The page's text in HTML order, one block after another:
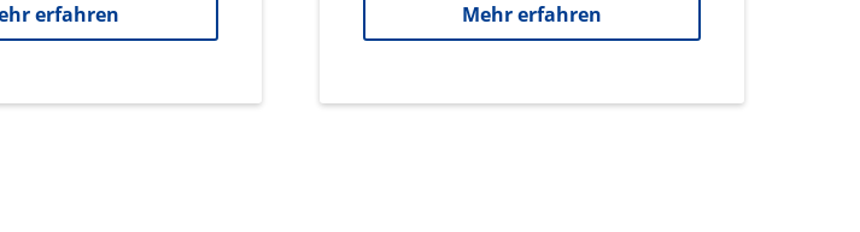
erfahren Mehr erfahren